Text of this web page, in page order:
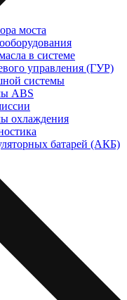
моста
в системе
управления (ГУР)
системы
ABS
охлаждения
батарей (АКБ)